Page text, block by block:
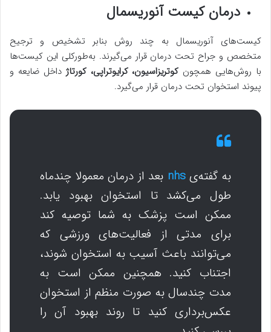
درمان کیست آنوریسمال
کیست‌های آنوریسمال به چند روش بنابر تشخیص و ترجیح
متخصص و جراح تحت درمان قرار می‌گیرند. به‌طورکلی این کیست‌ها
با روش‌هایی همچون کوتریزاسیون، کرایوتراپی، کورتاژ داخل ضایعه و
پیوند استخوان تحت درمان قرار می‌گیرد.
به گفته‌یnhs بعد از درمان معمولا چندماه
طول می‌کشد تا استخوان بهبود یابد.
ممکن است پزشک به شما توصیه کند
برای مدتی از فعالیت‌های ورزشی که
می‌توانند باعث آسیب به استخوان شوند،
اجتناب کنید. همچنین ممکن است به
مدت چندسال به صورت منظم از استخوان
عکس‌برداری کنید تا روند بهبود آن را